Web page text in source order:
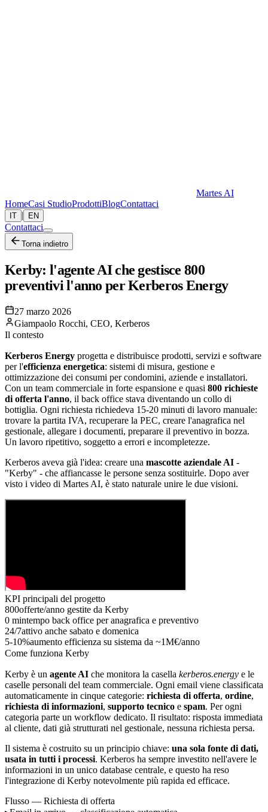
Martes AI
HomeCasi StudioProdottiBlogContattaci
IT | EN
Contattaci
Torna indietro
Kerby: l'agente AI che gestisce 800
preventivi l'anno per Kerberos Energy
27 marzo 2026
Giampaolo Rocchi, CEO, Kerberos
Il contesto
Kerberos Energy progetta e distribuisce prodotti, servizi e software
per l'efficienza energetica: sistemi di misura, gestione e
ottimizzazione dei consumi per condomini, aziende e installatori.
Con un team commerciale in forte espansione e quasi 800 richieste
di offerta l'anno, il back office stava diventando un collo di
bottiglia. Ogni richiesta richiedeva 15-20 minuti di lavoro manuale:
trovare la partita IVA, recuperare la PEC, creare l'anagrafica nel
gestionale, allegare i documenti, preparare il preventivo in bozza.
Un lavoro ripetitivo, soggetto a errori e incompletezze.
Kerberos aveva già l'idea: creare una mascotte aziendale AI -
"Kerby" - che affiancasse le persone senza sostituirle. Dopo aver
visto i video di Martes AI, è stato naturale unire le due visioni.
KPI principali del progetto
800offerte/anno gestite da Kerby
0 mintempo back office per anagrafica e preventivo
24/7attivo anche sabato e domenica
5-10%aumento efficienza su sistema da ~1M€/anno
Come funziona Kerby
Kerby è un agente AI che monitora la casella kerberos.energy e le
caselle personali del team commerciale. Ogni email viene classificata
automaticamente in cinque categorie: richiesta di offerta, ordine,
richiesta di informazioni, supporto tecnico e spam. Per ogni
categoria parte un workflow dedicato. Il risultato: risposta immediata
al cliente, dati già strutturati nel gestionale, nessuna richiesta persa.
Il sistema è costruito su un principio chiave: una sola fonte di dati,
usata in tutti i processi. Kerberos ha sempre investito nell'avere le
informazioni in un unico database centrale, e questo ha reso
l'integrazione di Kerby notevolmente più rapida ed efficace.
Flusso — Richiesta di offerta